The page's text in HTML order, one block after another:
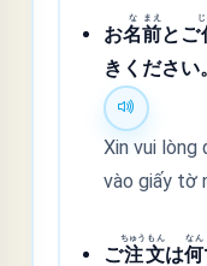
お名
な
前
まえ
とご
きください。
Xin vui lòng
vào giấy tờ
ご注
ちゅう
文
もん
は何
なん